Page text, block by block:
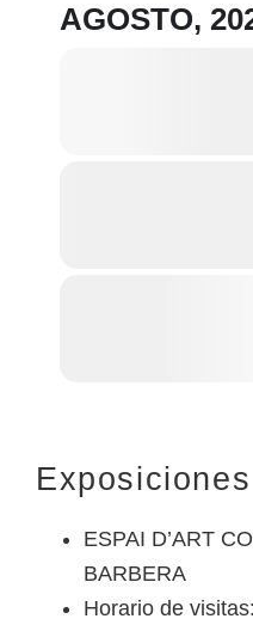
AGOSTO,
Exposiciones
ESPAI D’ART
BARBERA
Horario de